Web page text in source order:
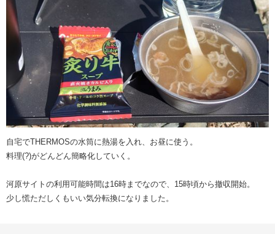
自宅でTHERMOSの水筒に熱湯を入れ、お昼に使う。
料理(?)がどんどん簡略化していく。
河原サイトの利用可能時間は16時までなので、15時頃から撤収開始。
少し慌ただしくもいい気分転換になりました。